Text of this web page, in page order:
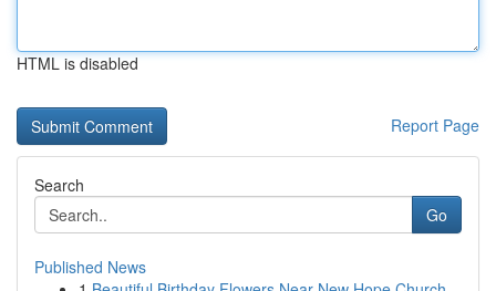
HTML is disabled
Report Page
Search
Go
Published News